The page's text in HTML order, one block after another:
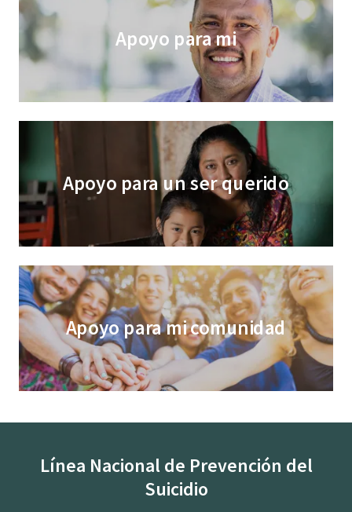
Apoyo para mi
Apoyo para un ser querido
Apoyo para mi comunidad
Línea Nacional de Prevención del
Suicidio